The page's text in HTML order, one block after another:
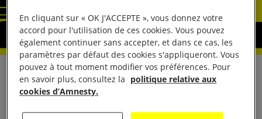
Tony Carruthers, un homme noir âgé de 57 ans, doit
être exécuté au Tennessee, aux États-Unis, le 21
mai 2026. Il est l’un des trois hommes inculpés d’un
En cliquant sur « OK J'ACCEPTE », vous donnez votre
accord pour l'utilisation de ces cookies. Vous pouvez
également continuer sans accepter, et dans ce cas, les
paramètres par défaut des cookies s'appliqueront. Vous
pouvez à tout moment modifier vos préférences. Pour
en savoir plus, consultez la politique relative aux
cookies d’Amnesty.